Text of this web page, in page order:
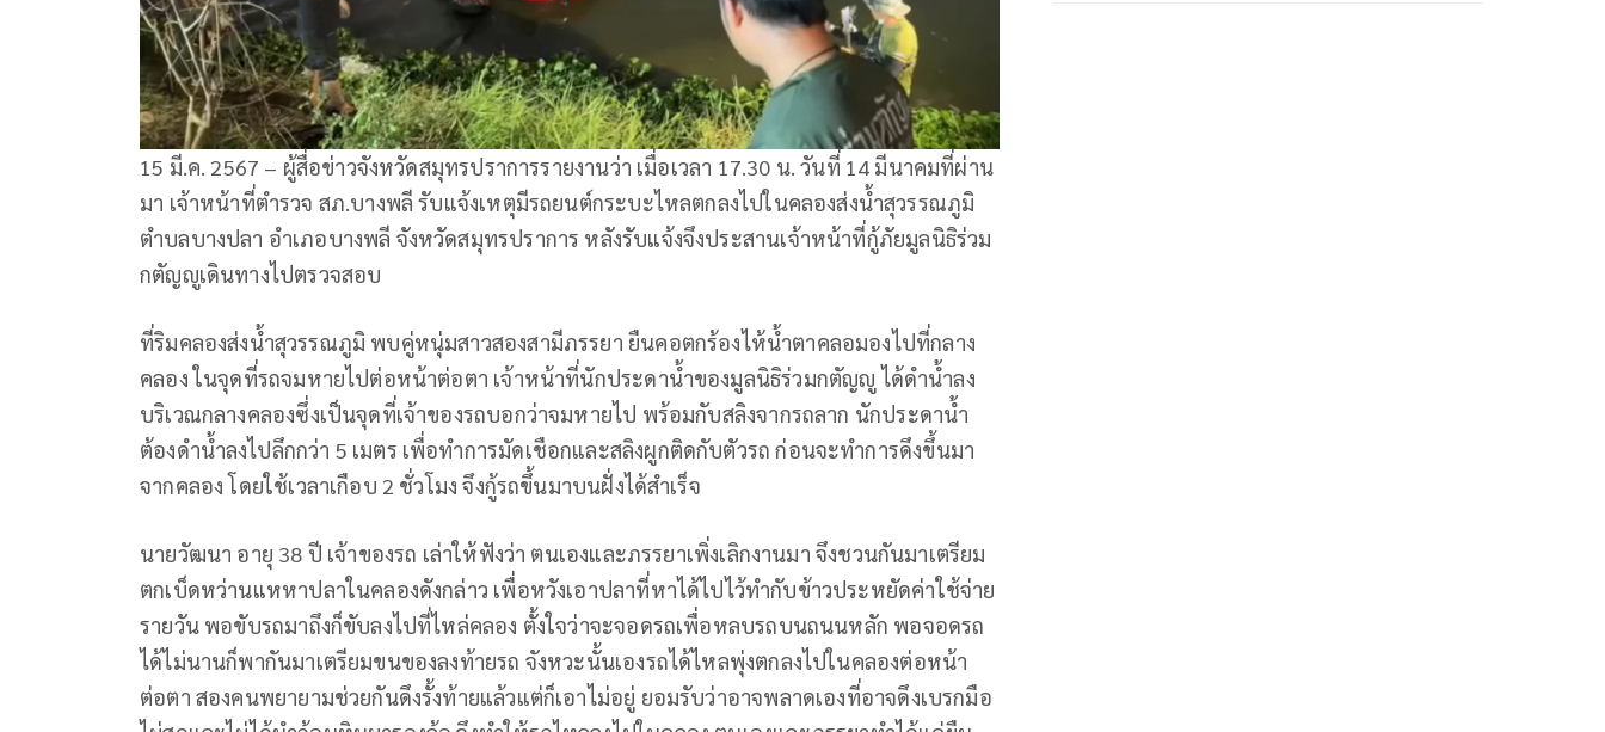
15 มี.ค. 2567 – ผู้สื่อข่าวจังหวัดสมุทรปราการรายงานว่า เมื่อเวลา 17.30 น. วันที่ 14 มีนาคมที่ผ่าน
มา เจ้าหน้าที่ตำรวจ สภ.บางพลี รับแจ้งเหตุมีรถยนต์กระบะไหลตกลงไปในคลองส่งน้ำสุวรรณภูมิ
ตำบลบางปลา อำเภอบางพลี จังหวัดสมุทรปราการ หลังรับแจ้งจึงประสานเจ้าหน้าที่กู้ภัยมูลนิธิร่วม
กตัญญูเดินทางไปตรวจสอบ
ที่ริมคลองส่งน้ำสุวรรณภูมิ พบคู่หนุ่มสาวสองสามีภรรยา ยืนคอตกร้องไห้น้ำตาคลอมองไปที่กลาง
คลอง ในจุดที่รถจมหายไปต่อหน้าต่อตา เจ้าหน้าที่นักประดาน้ำของมูลนิธิร่วมกตัญญู ได้ดำน้ำลง
บริเวณกลางคลองซึ่งเป็นจุดที่เจ้าของรถบอกว่าจมหายไป พร้อมกับสลิงจากรถลาก นักประดาน้ำ
ต้องดำน้ำลงไปลึกกว่า 5 เมตร เพื่อทำการมัดเชือกและสลิงผูกติดกับตัวรถ ก่อนจะทำการดึงขึ้นมา
จากคลอง โดยใช้เวลาเกือบ 2 ชั่วโมง จึงกู้รถขึ้นมาบนฝั่งได้สำเร็จ
นายวัฒนา อายุ 38 ปี เจ้าของรถ เล่าให้ฟังว่า ตนเองและภรรยาเพิ่งเลิกงานมา จึงชวนกันมาเตรียม
ตกเบ็ดหว่านแหหาปลาในคลองดังกล่าว เพื่อหวังเอาปลาที่หาได้ไปไว้ทำกับข้าวประหยัดค่าใช้จ่าย
รายวัน พอขับรถมาถึงก็ขับลงไปที่ไหล่คลอง ตั้งใจว่าจะจอดรถเพื่อหลบรถบนถนนหลัก พอจอดรถ
ได้ไม่นานก็พากันมาเตรียมขนของลงท้ายรถ จังหวะนั้นเองรถได้ไหลพุ่งตกลงไปในคลองต่อหน้า
ต่อตา สองคนพยายามช่วยกันดึงรั้งท้ายแล้วแต่ก็เอาไม่อยู่ ยอมรับว่าอาจพลาดเองที่อาจดึงเบรกมือ